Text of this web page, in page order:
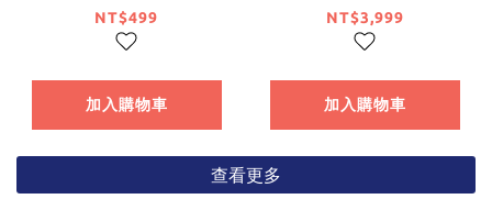
『約會大作戰』壓克
力立牌 夜刀神十香
系列【日本進口精
品】
NT$499
加入購物車
『約會大作戰』BIG掛
軸 時崎狂三 系列
【日本進口精品】
NT$3,999
加入購物車
查看更多